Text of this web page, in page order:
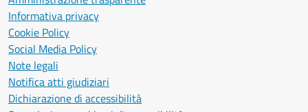
Informativa privacy
Cookie Policy
Social Media Policy
Note legali
Notifica atti giudiziari
Dichiarazione di accessibilità